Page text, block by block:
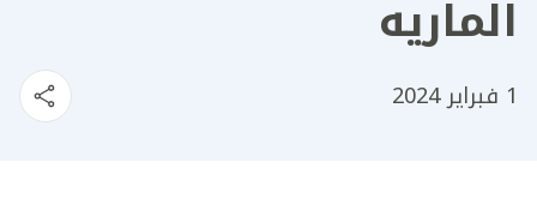
الماريه
1 فبراير 2024